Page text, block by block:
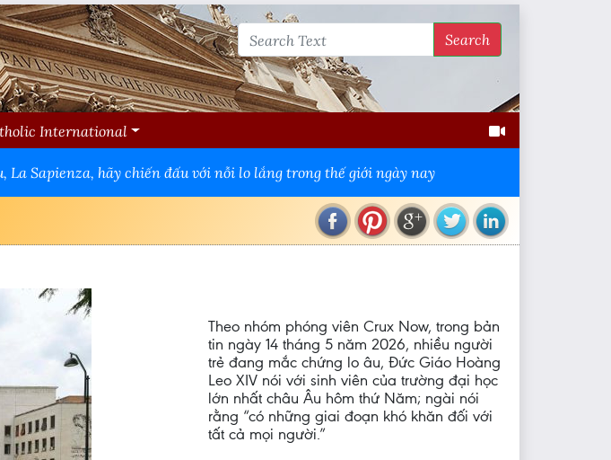
Search
International
Sapienza, hãy chiến đấu với nỗi lo lắng trong thế giới ngày nay
Theo nhóm phóng viên Crux Now, trong bản
tin ngày 14 tháng 5 năm 2026, nhiều người
trẻ đang mắc chứng lo âu, Đức Giáo Hoàng
Leo XIV nói với sinh viên của trường đại học
lớn nhất châu Âu hôm thứ Năm; ngài nói
rằng “có những giai đoạn khó khăn đối với
tất cả mọi người.”